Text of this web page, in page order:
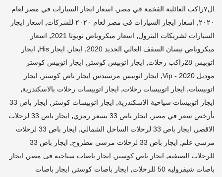
ال٧راكب العائلية الفخمة في مصر
, اسعار ايجار السيارات في مصر لعام
٢٠٢٠, اسعار ايجار السيارات في مصر لعام ٢٠٢٠ للشركات , اسعار ايجار
السيارات لشريكات البترول, اسعار ميكروباص تويوتا 2021 , اسعار
ميكروباص نيسان السقف العالي الجديد 2020
, ايجار , ايجار His , ايجار
اتوبيس 28راكب رحلات
, ايجار اتوبيس كوستر , ايجار اتوبيس كوستر
موديل 2020 - Vip
, ايجار اتوبيس مرسيدس ايجار باص كوستر , ايجار
اتوبيسات, ايجار اتوبيسات رحلات, ايجار اتوبيسات رحلات بالاسكندرية,
ايجار اتوبيسات سياحية الاسكندرية, ايجار اتوبيسات كوستر ,
ايجار باص 33
بأرخص سعر في مصر , ايجار باص 33 بسعر رمزي ,
ايجار باص 33 لرحلات
الاقصر , ايجار باص 33 لرحلات الساحل الشمالي ,
ايجار باص 33 لرحلات
مرسي علم, ايجار باص 33 لرحلات مرسي مطروح ,
ايجار باص 33
للرحلات الصيفية, ايجار باص كوستر , ايجار باصات سياحية فى مصر , ايجار
باصات شيفروليه 50 للرحلات
, ايجار باصات كوستر , ايجار باصات